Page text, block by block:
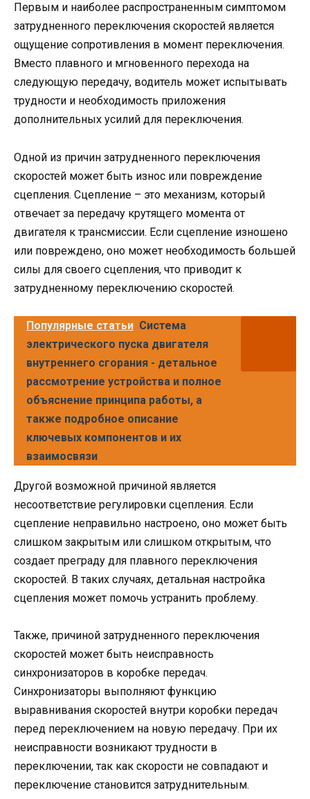
Первым и наиболее распространенным симптомом
затрудненного переключения скоростей является
ощущение сопротивления в момент переключения.
Вместо плавного и мгновенного перехода на
следующую передачу, водитель может испытывать
трудности и необходимость приложения
дополнительных усилий для переключения.
Одной из причин затрудненного переключения
скоростей может быть износ или повреждение
сцепления. Сцепление – это механизм, который
отвечает за передачу крутящего момента от
двигателя к трансмиссии. Если сцепление изношено
или повреждено, оно может необходимость большей
силы для своего сцепления, что приводит к
затрудненному переключению скоростей.
Популярные статьи Система
электрического пуска двигателя
внутреннего сгорания - детальное
рассмотрение устройства и полное
объяснение принципа работы, а
также подробное описание
ключевых компонентов и их
взаимосвязи
Другой возможной причиной является
несоответствие регулировки сцепления. Если
сцепление неправильно настроено, оно может быть
слишком закрытым или слишком открытым, что
создает преграду для плавного переключения
скоростей. В таких случаях, детальная настройка
сцепления может помочь устранить проблему.
Также, причиной затрудненного переключения
скоростей может быть неисправность
синхронизаторов в коробке передач.
Синхронизаторы выполняют функцию
выравнивания скоростей внутри коробки передач
перед переключением на новую передачу. При их
неисправности возникают трудности в
переключении, так как скорости не совпадают и
переключение становится затруднительным.